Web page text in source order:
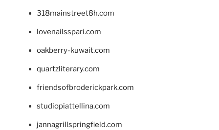
318mainstreet8h.com
lovenailsspari.com
oakberry-kuwait.com
quartzliterary.com
friendsofbroderickpark.com
studiopiattellina.com
jannagrillspringfield.com